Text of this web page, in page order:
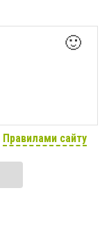
🙂
Правилами сайту